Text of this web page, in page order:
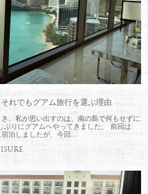
れでもグアム旅行を選ぶ理由
、私が思い出すのは、南の島で何もせずに
ぶりにグアムへやってきました。 前回は
泊しましたが、今回…